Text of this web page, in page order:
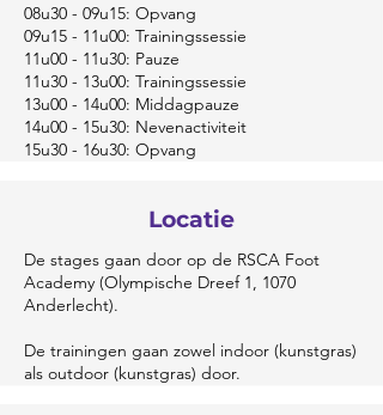
​08u30 - 09u15: Opvang ​
09u15 - 11u00: Trainingssessie
11u00 - 11u30: Pauze
11u30 - 13u00: Trainingssessie
13u00 - 14u00: Middagpauze
14u00 - 15u30: Nevenactiviteit
15u30 - 16u30: Opvang
Locatie
De stages gaan door op de RSCA Foot
Academy (Olympische Dreef 1, 1070
Anderlecht).
De trainingen gaan zowel indoor (kunstgras)
als outdoor (kunstgras) door.